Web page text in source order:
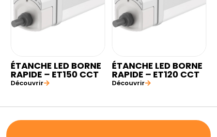
ÉTANCHE LED BORNE
RAPIDE – ET150 CCT
Découvrir
ÉTANCHE LED BORNE
RAPIDE – ET120 CCT
Découvrir